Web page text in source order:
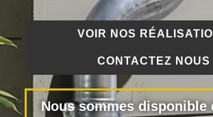
VOIR NOS
CONTACTEZ NOUS
Nous sommes disponible